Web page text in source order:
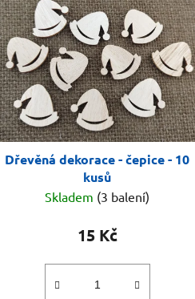
Dřevěná dekorace - čepice - 10
kusů
Skladem (3 balení)
15 Kč